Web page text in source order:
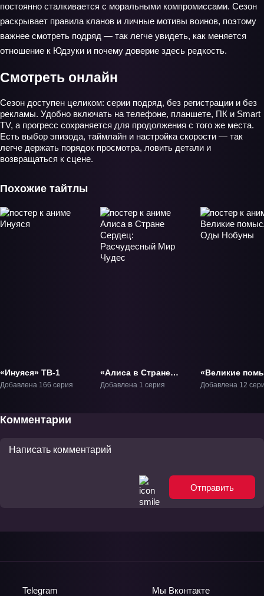
постоянно сталкивается с моральными компромиссами. Сезон
раскрывает правила кланов и личные мотивы воинов, поэтому
важнее смотреть подряд — так легче увидеть, как меняется
отношение к Юдзуки и почему доверие здесь редкость.
Смотреть онлайн
Сезон доступен целиком: серии подряд, без регистрации и без
рекламы. Удобно включать на телефоне, планшете, ПК и Smart
TV, а прогресс сохраняется для продолжения с того же места.
Есть выбор эпизода, таймлайн и настройка скорости — так
легче держать порядок просмотра, ловить детали и
возвращаться к сцене.
Похожие тайтлы
«Инуяся» ТВ-1
Добавлена 166 серия
«Алиса в Стране
Сердец:
Добавлена 1 серия
«Великие
Оды Нобуны»
Добавлена 12
Комментарии
Отправить
Telegram Мы Вконтакте